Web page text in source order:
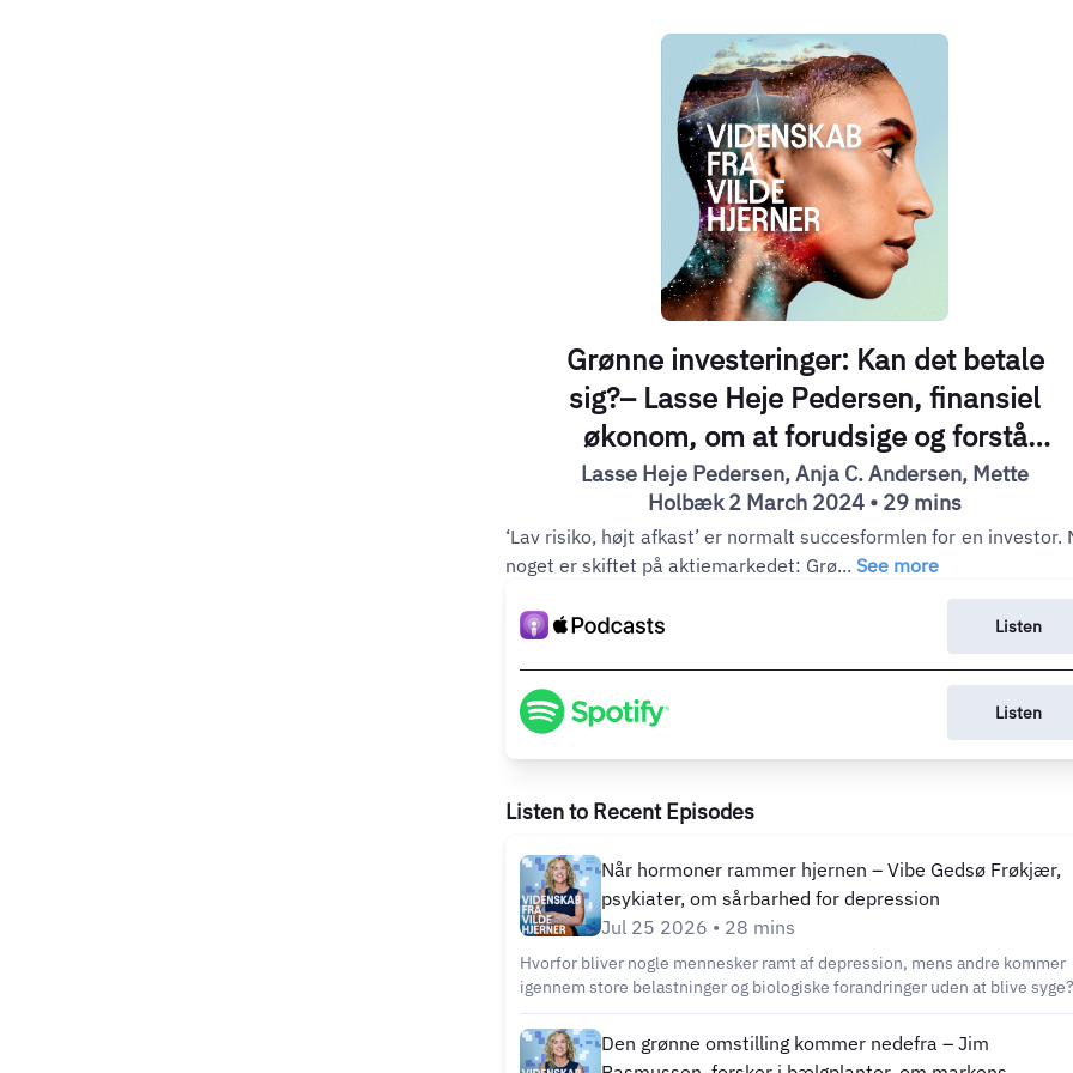
Grønne investeringer: Kan det betale
sig?– Lasse Heje Pedersen, finansiel
økonom, om at forudsige og forstå
finansielle markeder
Lasse Heje Pedersen, Anja C. Andersen, Mette
Holbæk 2 March 2024 • 29 mins
‘Lav risiko, højt afkast’ er normalt succesformlen for en investor.
noget er skiftet på aktiemarkedet: Grø... See more
Listen
Listen
Listen to Recent Episodes
Når hormoner rammer hjernen – Vibe Gedsø Frøkjær,
psykiater, om sårbarhed for depression
Jul 25 2026 • 28 mins
Hvorfor bliver nogle mennesker ramt af depression, mens andre kommer
igennem store belastninger og biologiske forandringer uden at blive syge?
Hvis forskerne kan finde de mekanismer, der gør hjernen særlig sårbar –
eller robust – kan vi måske blive bedre til at opdage risikoen tidligere og
forebygge mere målrettet. Klinisk professor i neuropsykiatri Vibe Gedsø
Den grønne omstilling kommer nedefra – Jim